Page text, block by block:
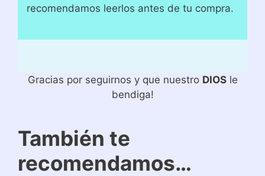
recomendamos leerlos antes de tu compra.
Gracias por seguirnos y que nuestro DIOSle
bendiga!
También te
recomendamos…